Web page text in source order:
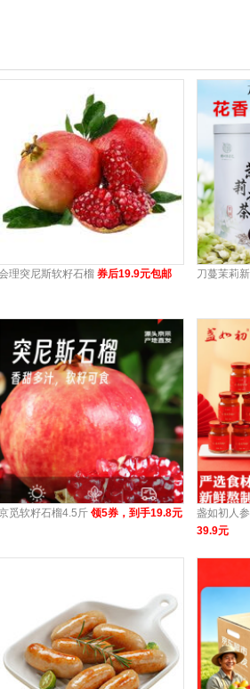
理突尼斯软籽石榴 券后19.9元包邮 刀蔓茉莉
觅软籽石榴4.5斤 领5券，到手19.8元 盏如初人
39.9元